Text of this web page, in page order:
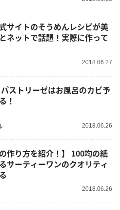
サイトのそうめんレシピが美
ネットで話題！実際に作って
2018.06.27
ストリーゼはお風呂のカビ予
！
2018.06.26
作り方を紹介！】 100均の紙
サーティーワンのクオリティ
2018.06.26